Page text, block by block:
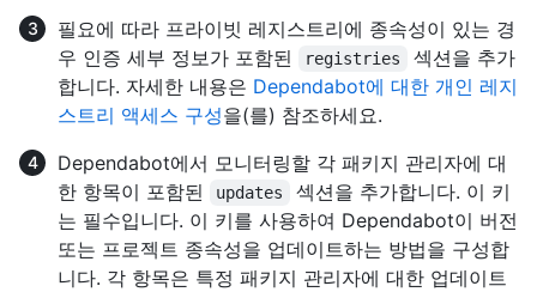
필요에 따라 프라이빗 레지스트리에 종속성이 있는 경
우 인증 세부 정보가 포함된
registries
섹션을 추가
합니다. 자세한 내용은 Dependabot에 대한 개인 레지
스트리 액세스 구성을(를) 참조하세요.
Dependabot에서 모니터링할 각 패키지 관리자에 대
한 항목이 포함된
updates
섹션을 추가합니다. 이 키
는 필수입니다. 이 키를 사용하여 Dependabot이 버전
또는 프로젝트 종속성을 업데이트하는 방법을 구성합
니다. 각 항목은 특정 패키지 관리자에 대한 업데이트